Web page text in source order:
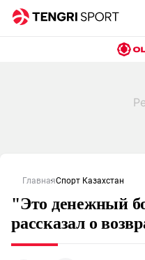
ГлавнаяСпорт Казахстан
"Это денежный
рассказал о